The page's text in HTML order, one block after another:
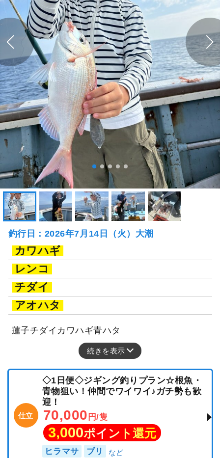
釣行日：2026年7月14日（火）大潮
カワハギ
レンコ
チダイ
アオハタ
蓮子チダイカワハギ青ハタ
続きを表示
仕立
◇1日便◇ジギング釣りプラン☆根魚・
青物狙い！仲間でワイワイ♪ガチ勢も歓
迎！
70,000 円/隻
3,000ポイント還元
ヒラマサ ブリ